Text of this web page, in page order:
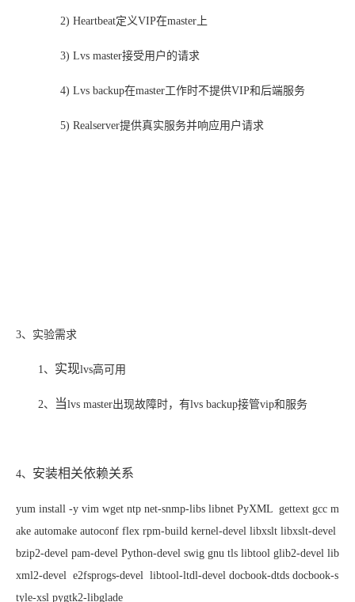
2) Heartbeat定义VIP在master上
3) Lvs master接受用户的请求
4) Lvs backup在master工作时不提供VIP和后端服务
5) Realserver提供真实服务并响应用户请求
3、实验需求
1、 实现lvs高可用
2、 当lvs master出现故障时，有lvs backup接管vip和服务
4、 安装相关依赖关系
yum install -y vim wget ntp net-snmp-libs libnet PyXML gettext gcc m
ake automake autoconf flex rpm-build kernel-devel libxslt libxslt-devel
bzip2-devel pam-devel Python-devel swig gnu tls libtool glib2-devel lib
xml2-devel e2fsprogs-devel libtool-ltdl-devel docbook-dtds docbook-s
tyle-xsl pygtk2-libglade